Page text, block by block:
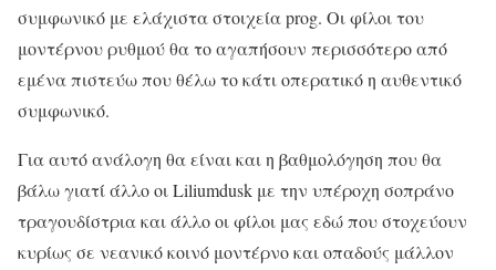
συμφωνικό με ελάχιστα στοιχεία prog. Οι φίλοι του
μοντέρνου ρυθμού θα το αγαπήσουν περισσότερο από
εμένα πιστεύω που θέλω το κάτι οπερατικό η αυθεντικό
συμφωνικό.
Για αυτό ανάλογη θα είναι και η βαθμολόγηση που θα
βάλω γιατί άλλο οι Liliumdusk με την υπέροχη σοπράνο
τραγουδίστρια και άλλο οι φίλοι μας εδώ που στοχεύουν
κυρίως σε νεανικό κοινό μοντέρνο και οπαδούς μάλλον